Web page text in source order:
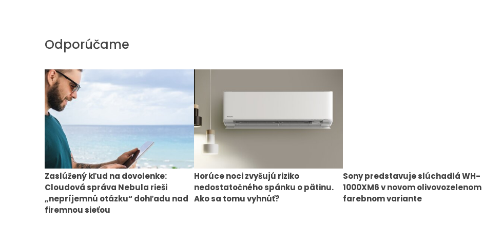
Odporúčame
Zaslúžený kľud na dovolenke:
Cloudová správa Nebula rieši
„nepríjemnú otázku“ dohľadu nad
firemnou sieťou
Horúce noci zvyšujú riziko
nedostatočného spánku o pätinu.
Ako sa tomu vyhnúť?
Sony predstavuje slúchadlá WH-
1000XM6 v novom olivovozelenom
farebnom variante